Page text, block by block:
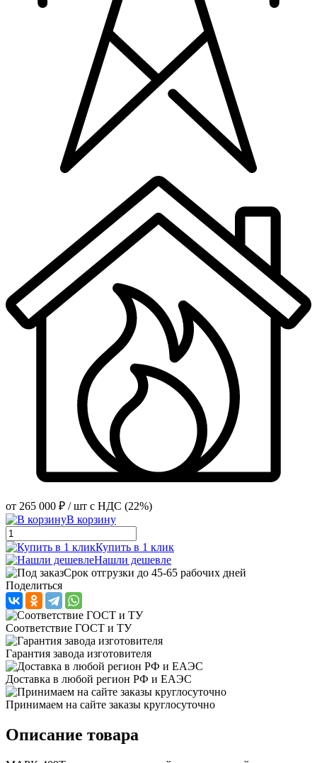
от 265 000 ₽ / шт с НДС (22%)
В корзину
Купить в 1 клик
Нашли дешевле
Срок отгрузки до 45-65 рабочих дней
Поделиться
Соответствие ГОСТ и ТУ
Гарантия завода изготовителя
Доставка в любой регион РФ и ЕАЭС
Принимаем на сайте заказы круглосуточно
Описание товара